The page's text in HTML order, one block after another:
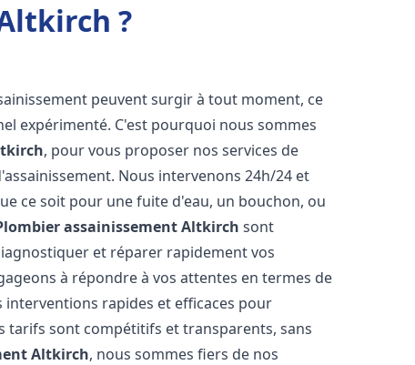
?
peuvent surgir à tout moment, ce
expérimenté. C'est pourquoi nous sommes
, pour vous proposer nos services de
Nous intervenons 24h/24 et
ce soit pour une fuite d'eau, un bouchon, ou
assainissementAltkirch sont
et réparer rapidement vos
à répondre à vos attentes en termes de
rapides et efficaces pour
tarifs sont compétitifs et transparents, sans
Altkirch, nous sommes fiers de nos